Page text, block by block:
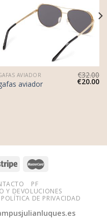
AVIADOR
aviador
€32.00
€20.00
PF
Y DEVOLUCIONES
POLÍTICA DE PRIVACIDAD